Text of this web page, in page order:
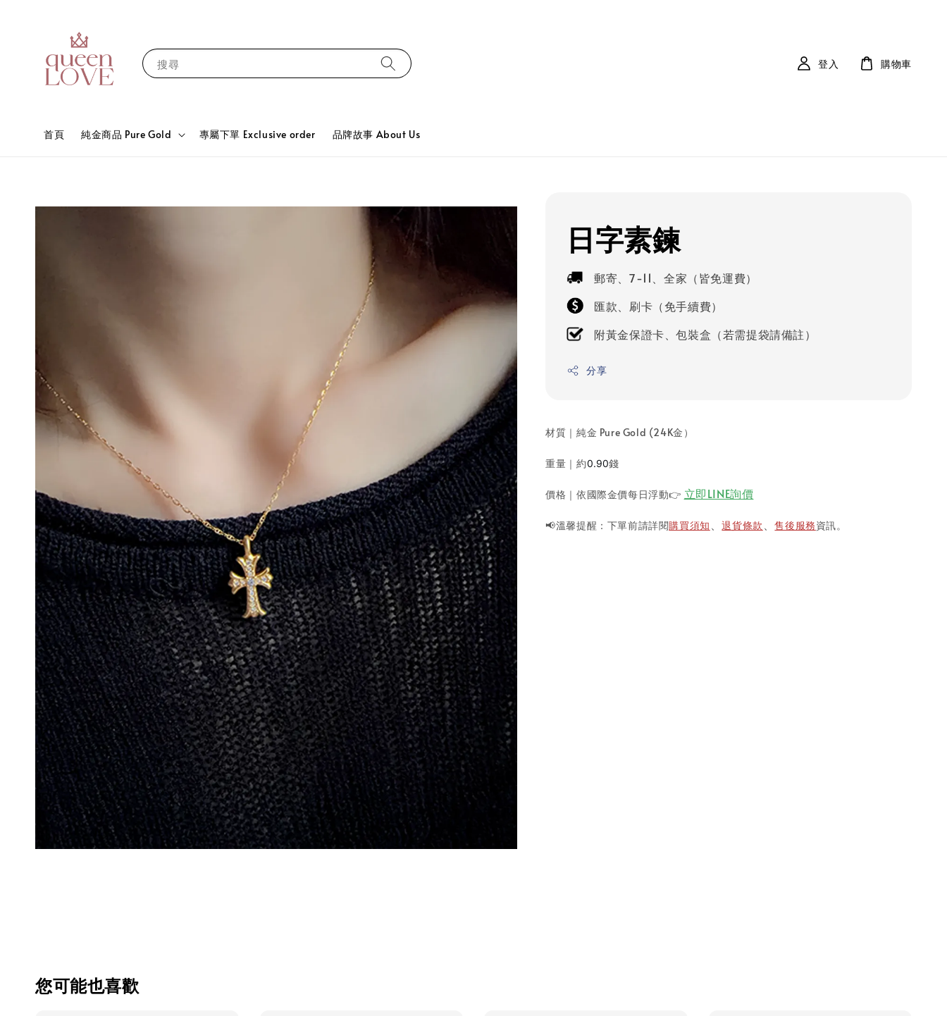
搜尋
首頁 純金商品 Pure Gold 專屬下單 Exclusive order 品牌故事 About Us
登入 購物車
日字素鍊
郵寄、7-11、全家（皆免運費）
匯款、刷卡（免手續費）
附黃金保證卡、包裝盒（若需提袋請備註）
分享
材質｜純金 Pure Gold (24K金）
重量｜約0.90錢
價格｜依國際金價每日浮動👉 立即LINE詢價
📢溫馨提醒：下單前請詳閱購買須知 、退貨條款 、售後服務資訊。
您可能也喜歡